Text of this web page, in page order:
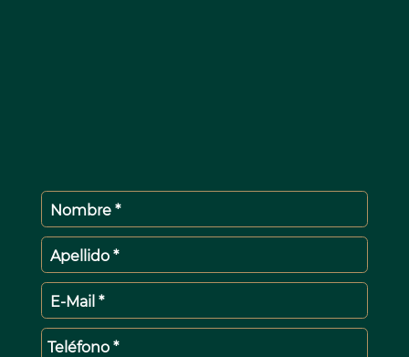
Nombre *
Apellido *
E-Mail *
Teléfono *